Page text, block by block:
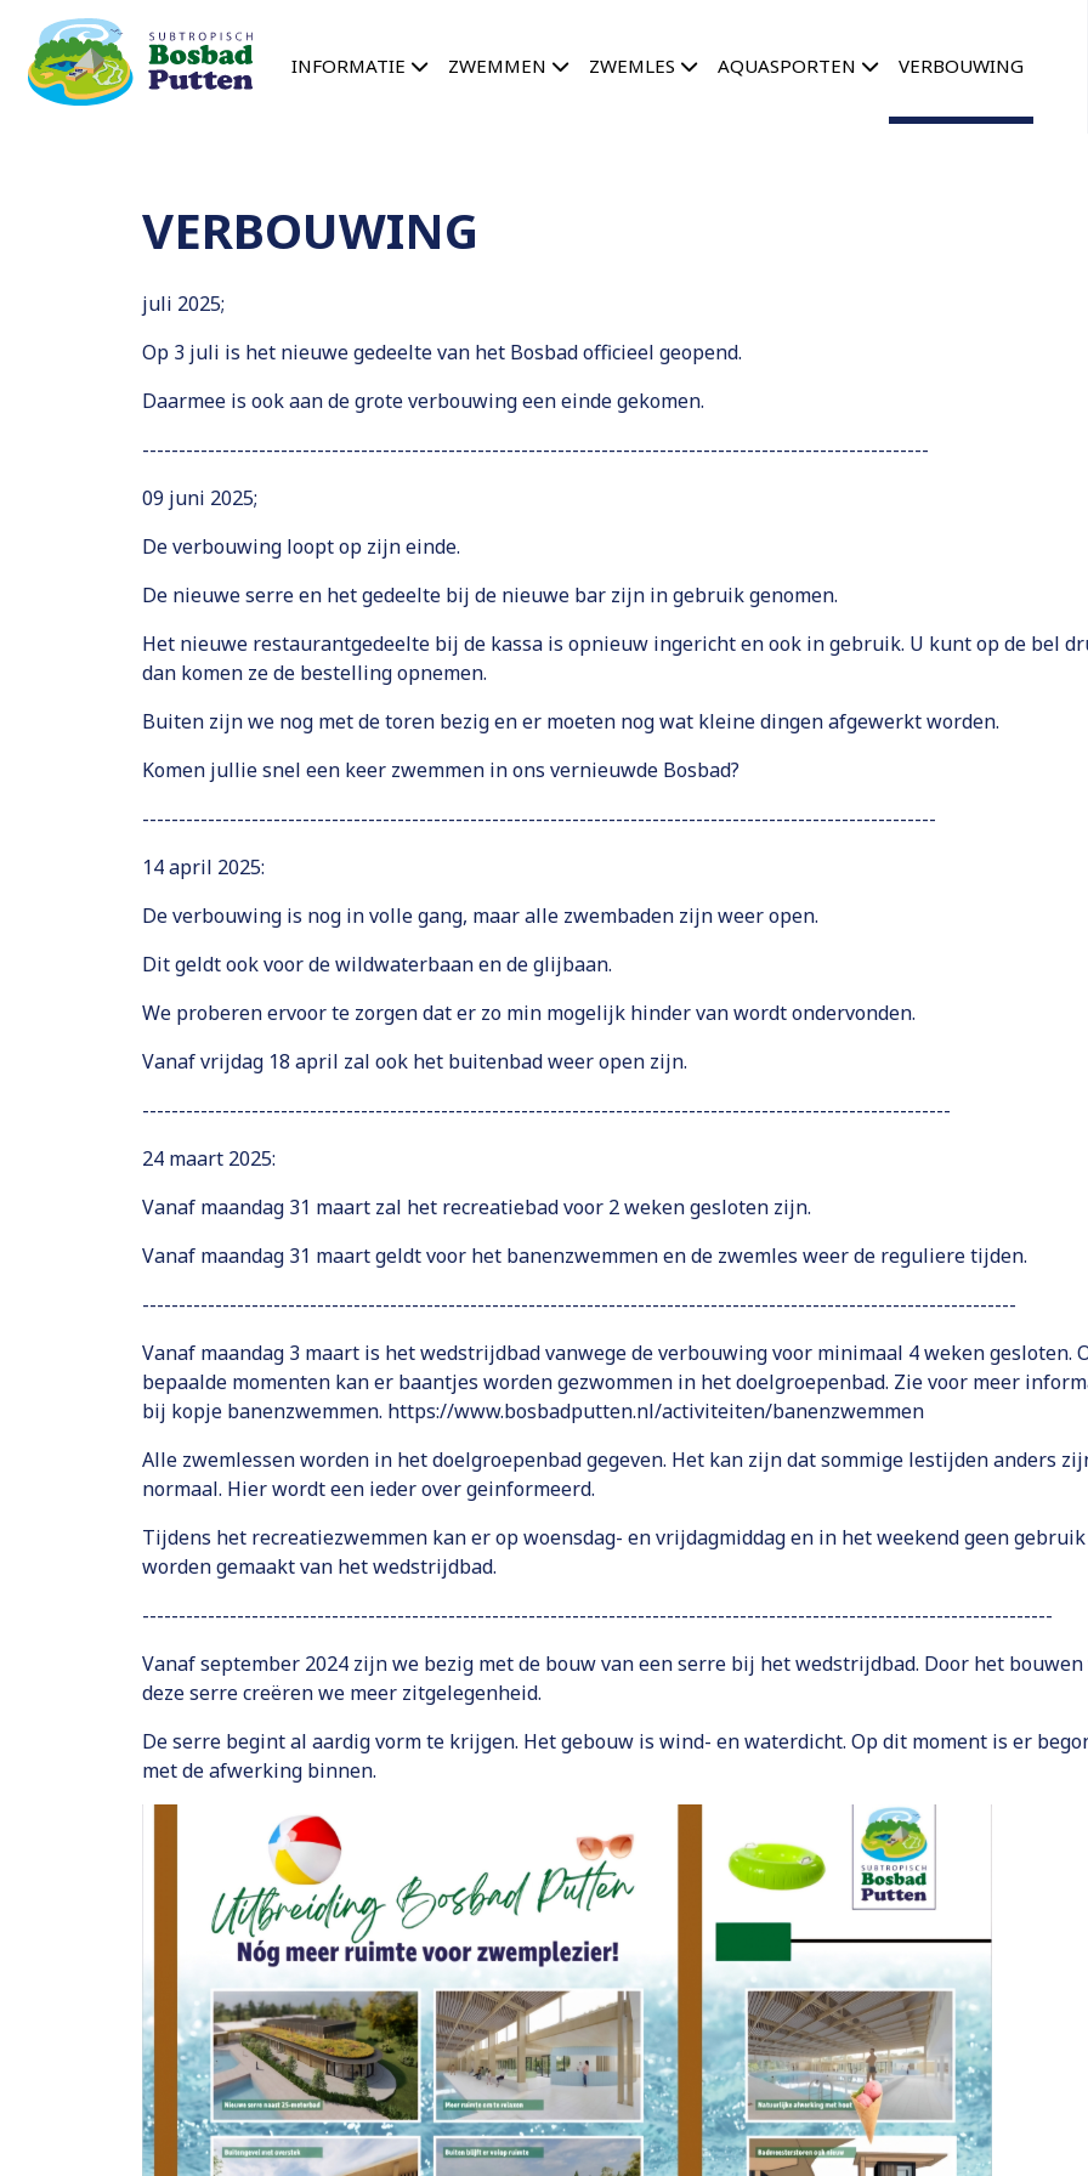
Direct naar de inhoud van de pagina
INFORMATIE ZWEMMEN ZWEMLES AQUASPORTEN VERBOUWING
VERBOUWING
juli 2025;
Op 3 juli is het nieuwe gedeelte van het Bosbad officieel geopend.
Daarmee is ook aan de grote verbouwing een einde gekomen.
------------------------------------------------------------------------------------------------------------
09 juni 2025;
De verbouwing loopt op zijn einde.
De nieuwe serre en het gedeelte bij de nieuwe bar zijn in gebruik genomen.
Het nieuwe restaurantgedeelte bij de kassa is opnieuw ingericht en ook in gebruik. U kunt op de bel
dan komen ze de bestelling opnemen.
Buiten zijn we nog met de toren bezig en er moeten nog wat kleine dingen afgewerkt worden.
Komen jullie snel een keer zwemmen in ons vernieuwde Bosbad?
-------------------------------------------------------------------------------------------------------------
14 april 2025:
De verbouwing is nog in volle gang, maar alle zwembaden zijn weer open.
Dit geldt ook voor de wildwaterbaan en de glijbaan.
We proberen ervoor te zorgen dat er zo min mogelijk hinder van wordt ondervonden.
Vanaf vrijdag 18 april zal ook het buitenbad weer open zijn.
---------------------------------------------------------------------------------------------------------------
24 maart 2025:
Vanaf maandag 31 maart zal het recreatiebad voor 2 weken gesloten zijn.
Vanaf maandag 31 maart geldt voor het banenzwemmen en de zwemles weer de reguliere tijden.
------------------------------------------------------------------------------------------------------------------------
Vanaf maandag 3 maart is het wedstrijdbad vanwege de verbouwing voor minimaal 4 weken gesloten.
bepaalde momenten kan er baantjes worden gezwommen in het doelgroepenbad. Zie voor meer
bij kopje banenzwemmen. https://www.bosbadputten.nl/activiteiten/banenzwemmen
Alle zwemlessen worden in het doelgroepenbad gegeven. Het kan zijn dat sommige lestijden anders
normaal. Hier wordt een ieder over geinformeerd.
Tijdens het recreatiezwemmen kan er op woensdag- en vrijdagmiddag en in het weekend geen gebruik
worden gemaakt van het wedstrijdbad.
-----------------------------------------------------------------------------------------------------------------------------
Vanaf september 2024 zijn we bezig met de bouw van een serre bij het wedstrijdbad. Door het bouwen
deze serre creëren we meer zitgelegenheid.
De serre begint al aardig vorm te krijgen. Het gebouw is wind- en waterdicht. Op dit moment is er
met de afwerking binnen.